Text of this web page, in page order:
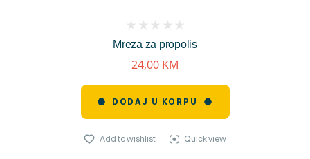
Mreza za propolis
reviews)
24,00 KM
DODAJ U KORPU
Add to wishlist Quick view